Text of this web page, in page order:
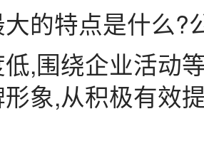
的特点是什么?
,围绕企业活动
象,从积极有效